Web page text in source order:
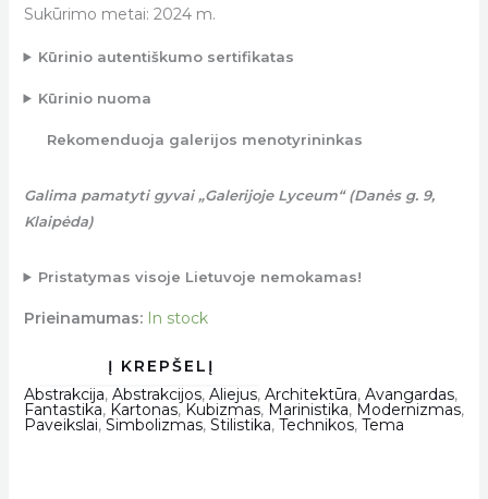
Sukūrimo metai: 2024 m.
Kūrinio autentiškumo sertifikatas
Kūrinio nuoma
Rekomenduoja galerijos menotyrininkas
Galima pamatyti gyvai „Galerijoje Lyceum“ (Danės g. 9,
Klaipėda)
Pristatymas visoje Lietuvoje nemokamas!
Prieinamumas: In stock
Abstrakcija, Abstrakcijos, Aliejus, Architektūra, Avangardas,
Fantastika, Kartonas, Kubizmas, Marinistika, Modernizmas,
Paveikslai, Simbolizmas, Stilistika, Technikos, Tema